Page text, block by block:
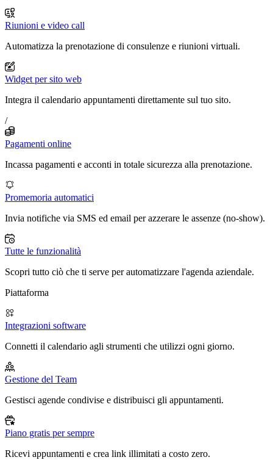
Riunioni e video call
Automatizza la prenotazione di consulenze e riunioni virtuali.
Widget per sito web
Integra il calendario appuntamenti direttamente sul tuo sito.
/
Pagamenti online
Incassa pagamenti e acconti in totale sicurezza alla prenotazione.
Promemoria automatici
Invia notifiche via SMS ed email per azzerare le assenze (no-show).
Tutte le funzionalità
Scopri tutto ciò che ti serve per automatizzare l'agenda aziendale.
Piattaforma
Integrazioni software
Connetti il calendario agli strumenti che utilizzi ogni giorno.
Gestione del Team
Gestisci agende condivise e distribuisci gli appuntamenti.
Piano gratis per sempre
Ricevi appuntamenti e crea link illimitati a costo zero.